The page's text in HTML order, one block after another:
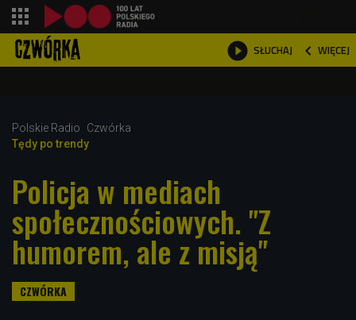
 SŁUCHAJ  WIĘCEJ

Polskie Radio
Czwórka
Tędy po trendy
Policja w mediach
społecznościowych. "Z
humorem, ale z misją"